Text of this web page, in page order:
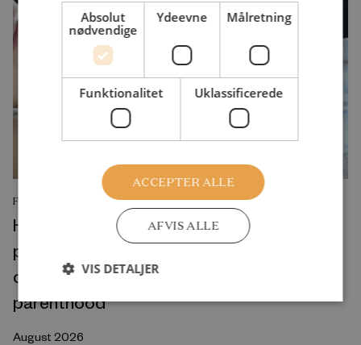
FORSKNINGSRAPPORT
His and/or hers? A cross-national
perspective on the gendered nature of
couples’ employment preconditions for
parenthood
August 2026
Absolut
nødvendige
Ydeevne Målretning
Funktionalitet Uklassificerede
ACCEPTER ALLE
AFVIS ALLE
VIS DETALJER